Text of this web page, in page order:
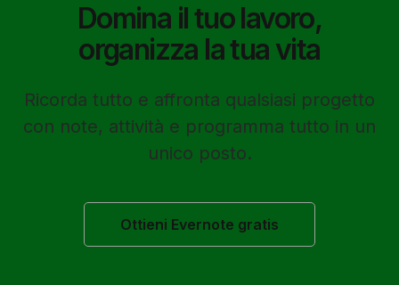
Domina il tuo lavoro,
organizza la tua vita
Ricorda tutto e affronta qualsiasi progetto
con note, attività e programma tutto in un
unico posto.
Ottieni Evernote gratis